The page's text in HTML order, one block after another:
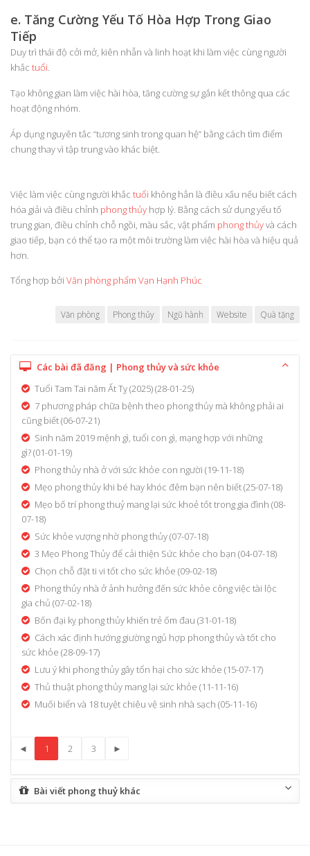
e. Tăng Cường Yếu Tố Hòa Hợp Trong Giao
Tiếp
Duy trì thái độ cởi mở, kiên nhẫn và linh hoạt khi làm việc cùng người
khắc tuổi.
Tạo không gian làm việc hài hòa, tăng cường sự gắn kết thông qua các
hoạt động nhóm.
Áp dụng nguyên tắc “tương sinh trong quan hệ” bằng cách tìm điểm
chung thay vì tập trung vào khác biệt.
Việc làm việc cùng người khắc tuổi không hẳn là điều xấu nếu biết cách
hóa giải và điều chỉnh phong thủy hợp lý. Bằng cách sử dụng yếu tố
trung gian, điều chỉnh chỗ ngồi, màu sắc, vật phẩm phong thủyvà cách
giao tiếp, bạn có thể tạo ra một môi trường làm việc hài hòa và hiệu quả
hơn.
Tổng hợp bởi Văn phòng phẩm Vạn Hạnh Phúc
Văn phòng Phong thủy Ngũ hành Website Quà tặng
Các bài đã đăng | Phong thủy và sức khỏe
Tuổi Tam Tai năm Ất Tỵ (2025)(28-01-25)
7 phương pháp chữa bệnh theo phong thủy mà không phải ai
cũng biết(06-07-21)
Sinh năm 2019 mệnh gì, tuổi con gì, mạng hợp với những
gì?(01-01-19)
Phong thủy nhà ở với sức khỏe con người (19-11-18)
Mẹo phong thủy khi bé hay khóc đêm bạn nên biết(25-07-18)
Mẹo bố trí phong thuỷ mang lại sức khoẻ tốt trong gia đình (08-
07-18)
Sức khỏe vượng nhờ phong thủy(07-07-18)
3 Mẹo Phong Thủy để cải thiện Sức khỏe cho bạn (04-07-18)
Chọn chỗ đặt ti vi tốt cho sức khỏe (09-02-18)
Phong thủy nhà ở ảnh hưởng đến sức khỏe công việc tài lộc
gia chủ (07-02-18)
Bốn đại kỵ phong thủy khiến trẻ ốm đau (31-01-18)
Cách xác định hướng giường ngủ hợp phong thủy và tốt cho
sức khỏe (28-09-17)
Lưu ý khi phong thủy gây tổn hại cho sức khỏe (15-07-17)
Thủ thuật phong thủy mang lại sức khỏe (11-11-16)
Muối biển và 18 tuyệt chiêu vệ sinh nhà sạch (05-11-16)
◄ 1 2 3 ►
Bài viết phong thuỷ khác